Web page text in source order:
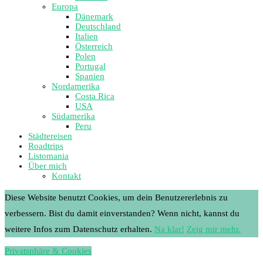
Europa
Dänemark
Deutschland
Italien
Österreich
Polen
Portugal
Spanien
Nordamerika
Costa Rica
USA
Südamerika
Peru
Städtereisen
Roadtrips
Listomania
Über mich
Kontakt
Diese Website benutzt Cookies, um dein Benutzererlebnis zu
verbessern. Bist du damit einverstanden? Wenn nicht, kannst du
weitere Infos zum Datenschutz erhalten. Na klar! Zeig mir mehr.
Privatsphäre & Cookies